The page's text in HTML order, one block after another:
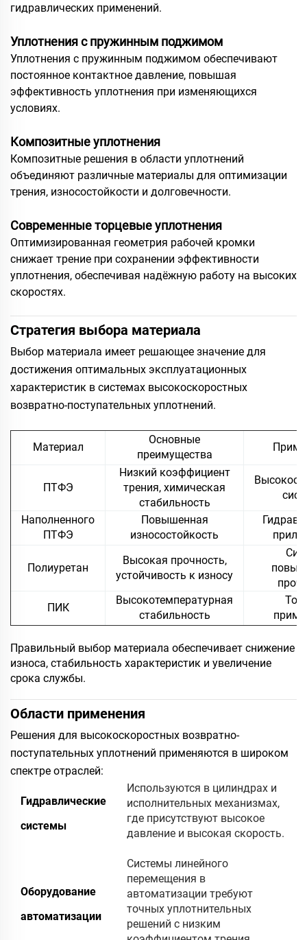
гидравлических применений.
Уплотнения с пружинным поджимом
Уплотнения с пружинным поджимом обеспечивают
постоянное контактное давление, повышая
эффективность уплотнения при изменяющихся
условиях.
Композитные уплотнения
Композитные решения в области уплотнений
объединяют различные материалы для оптимизации
трения, износостойкости и долговечности.
Современные торцевые уплотнения
Оптимизированная геометрия рабочей кромки
снижает трение при сохранении эффективности
уплотнения, обеспечивая надёжную работу на высоких
скоростях.
Стратегия выбора материала
Выбор материала имеет решающее значение для
достижения оптимальных эксплуатационных
характеристик в системах высокоскоростных
возвратно-поступательных уплотнений.
Материал
Основные
преимущества
ПТФЭ
Низкий коэффициент
трения, химическая
стабильность
Наполненного
ПТФЭ
Повышенная
износостойкость
Полиуретан
Высокая прочность,
устойчивость к износу
ПИК
Высокотемпературная
стабильность
Правильный выбор материала обеспечивает снижение
износа, стабильность характеристик и увеличение
срока службы.
Области применения
Решения для высокоскоростных возвратно-
поступательных уплотнений применяются в широком
спектре отраслей:
Гидравлические
системы
Используются в цилиндрах и
исполнительных механизмах,
где присутствуют высокое
давление и высокая скорость.
Оборудование
автоматизации
Системы линейного
перемещения в
автоматизации требуют
точных уплотнительных
решений с низким